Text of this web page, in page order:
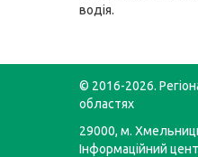
водія.
© 2016-2026.
областях
29000, м.
Інформаційний